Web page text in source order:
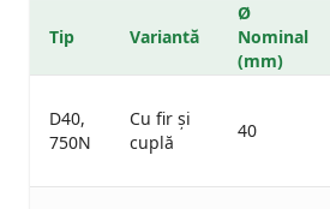
Tip Variantă
Ø
Nominal
(mm)
D40,
750N
Cu fir și
cuplă
40